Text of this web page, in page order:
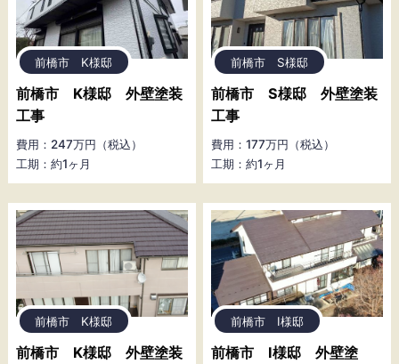
前橋市 K様邸
前橋市 K様邸 外壁塗装
工事
費用：247万円（税込）
工期：約1ヶ月
前橋市 S様邸
前橋市 S様邸 外壁塗装
工事
費用：177万円（税込）
工期：約1ヶ月
前橋市 K様邸
前橋市 K様邸 外壁塗装
前橋市 I様邸
前橋市 I様邸 外壁塗